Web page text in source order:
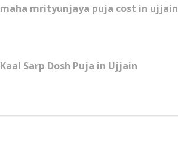
maha mrityunjaya puja cost in ujjain
Kaal Sarp Dosh Puja in Ujjain